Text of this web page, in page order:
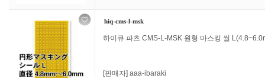
hiq-cms-l-msk
하이큐 파츠 CMS-L-MSK 원형 마스킹 씰
[판매자] aaa-ibaraki